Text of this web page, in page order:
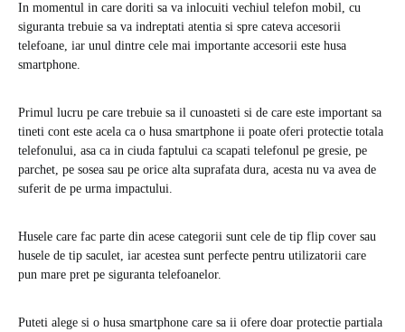
In momentul in care doriti sa va inlocuiti vechiul telefon mobil, cu
siguranta trebuie sa va indreptati atentia si spre cateva accesorii
telefoane, iar unul dintre cele mai importante accesorii este husa
smartphone.
Primul lucru pe care trebuie sa il cunoasteti si de care este important sa
tineti cont este acela ca o husa smartphone ii poate oferi protectie totala
telefonului, asa ca in ciuda faptului ca scapati telefonul pe gresie, pe
parchet, pe sosea sau pe orice alta suprafata dura, acesta nu va avea de
suferit de pe urma impactului.
Husele care fac parte din acese categorii sunt cele de tip flip cover sau
husele de tip saculet, iar acestea sunt perfecte pentru utilizatorii care
pun mare pret pe siguranta telefoanelor.
Puteti alege si o husa smartphone care sa ii ofere doar protectie partiala